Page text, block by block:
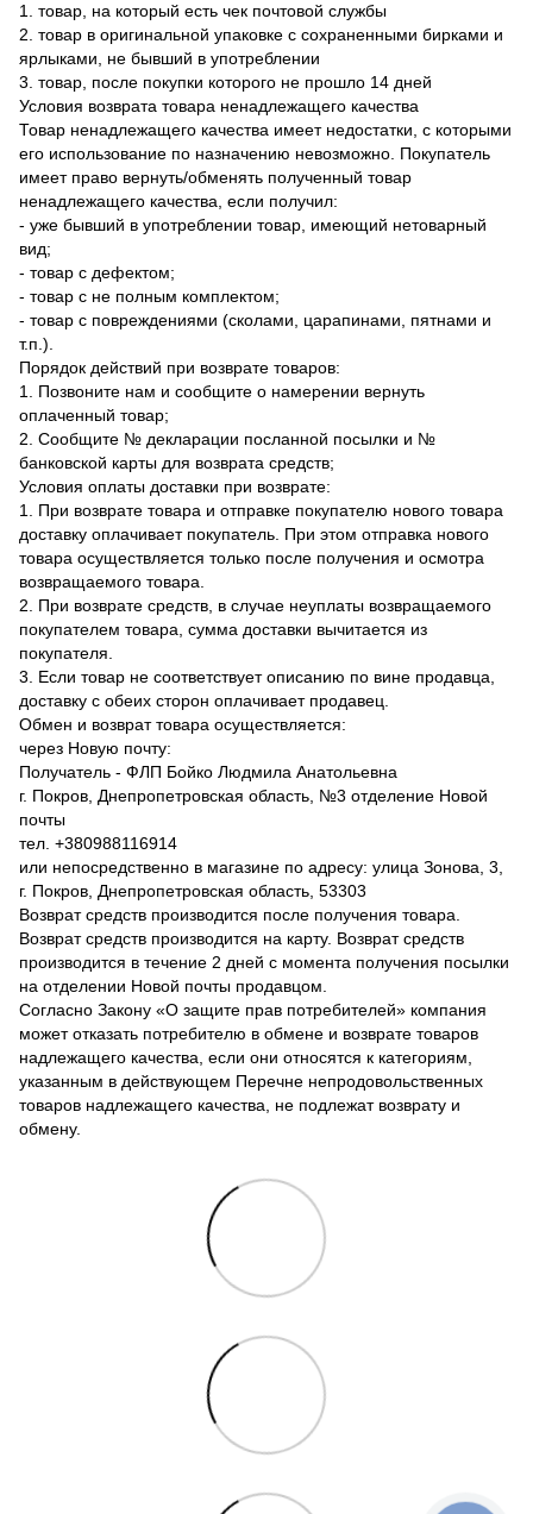
1. товар, на который есть чек почтовой службы
2. товар в оригинальной упаковке с сохраненными бирками и
ярлыками, не бывший в употреблении
3. товар, после покупки которого не прошло 14 дней
Условия возврата товара ненадлежащего качества
Товар ненадлежащего качества имеет недостатки, с которыми
его использование по назначению невозможно. Покупатель
имеет право вернуть/обменять полученный товар
ненадлежащего качества, если получил:
- уже бывший в употреблении товар, имеющий нетоварный
вид;
- товар с дефектом;
- товар с не полным комплектом;
- товар с повреждениями (сколами, царапинами, пятнами и
т.п.).
Порядок действий при возврате товаров:
1. Позвоните нам и сообщите о намерении вернуть
оплаченный товар;
2. Сообщите № декларации посланной посылки и №
банковской карты для возврата средств;
Условия оплаты доставки при возврате:
1. При возврате товара и отправке покупателю нового товара
доставку оплачивает покупатель. При этом отправка нового
товара осуществляется только после получения и осмотра
возвращаемого товара.
2. При возврате средств, в случае неуплаты возвращаемого
покупателем товара, сумма доставки вычитается из
покупателя.
3. Если товар не соответствует описанию по вине продавца,
доставку с обеих сторон оплачивает продавец.
Обмен и возврат товара осуществляется:
через Новую почту:
Получатель - ФЛП Бойко Людмила Анатольевна
г. Покров, Днепропетровская область, №3 отделение Новой
почты
тел. +380988116914
или непосредственно в магазине по адресу: улица Зонова, 3,
г. Покров, Днепропетровская область, 53303
Возврат средств производится после получения товара.
Возврат средств производится на карту. Возврат средств
производится в течение 2 дней с момента получения посылки
на отделении Новой почты продавцом.
Согласно Закону «О защите прав потребителей» компания
может отказать потребителю в обмене и возврате товаров
надлежащего качества, если они относятся к категориям,
указанным в действующем Перечне непродовольственных
товаров надлежащего качества, не подлежат возврату и
обмену.